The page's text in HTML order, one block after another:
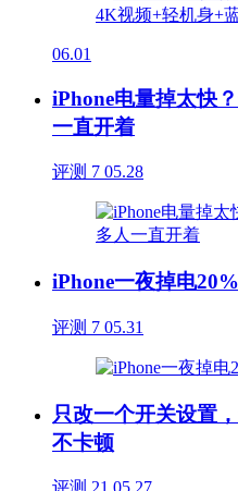
06.01
iPhone电量掉太快
一直开着
评测 7 05.28
iPhone一夜掉电
评测 7 05.31
只改一个开关设置
不卡顿